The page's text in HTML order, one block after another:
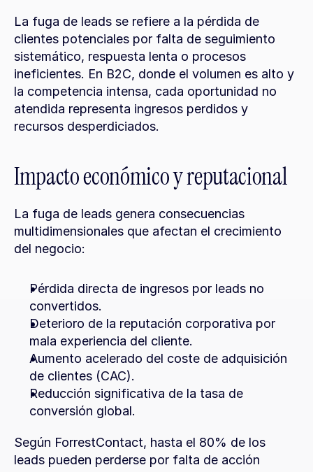
La fuga de leads se refiere a la pérdida de
clientes potenciales por falta de seguimiento
sistemático, respuesta lenta o procesos
ineficientes. En B2C, donde el volumen es alto y
la competencia intensa, cada oportunidad no
atendida representa ingresos perdidos y
recursos desperdiciados.
Impacto económico y reputacional
La fuga de leads genera consecuencias
multidimensionales que afectan el crecimiento
del negocio:
Pérdida directa de ingresos por leads no
convertidos.
Deterioro de la reputación corporativa por
mala experiencia del cliente.
Aumento acelerado del coste de adquisición
de clientes (CAC).
Reducción significativa de la tasa de
conversión global.
Según ForrestContact, hasta el 80% de los
leads pueden perderse por falta de acción